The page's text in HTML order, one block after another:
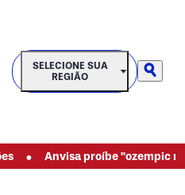
SELECIONE SUA REGIÃO
SELECIONE SUA
REGIÃO
• Anvisa proíbe "ozempic